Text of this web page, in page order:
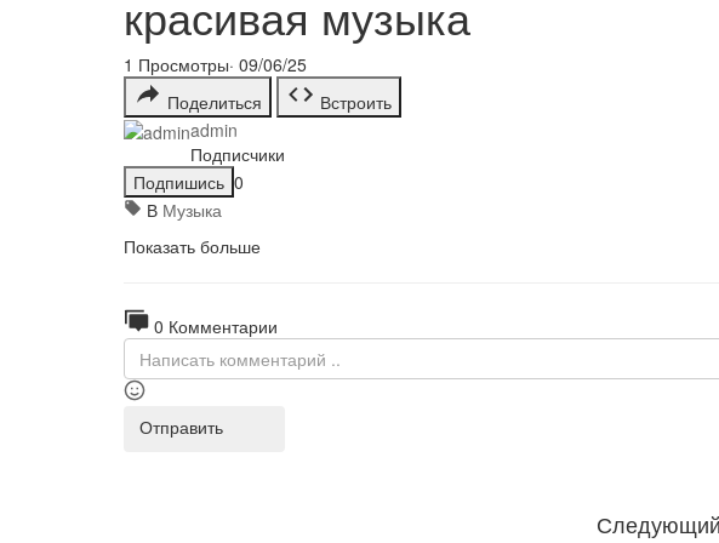
красивая музыка
1 Просмотры· 09/06/25
Поделиться
Встроить
admin
Подписчики
Подпишись 0
В Музыка
Показать больше
0 Комментарии
Отправить
Следующий